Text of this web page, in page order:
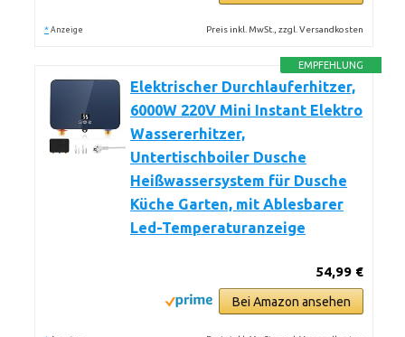
* Anzeige Preis inkl. MwSt., zzgl. Versandkosten
EMPFEHLUNG
Elektrischer Durchlauferhitzer,
6000W 220V Mini Instant Elektro
Wassererhitzer,
Untertischboiler Dusche
Heißwassersystem für Dusche
Küche Garten, mit Ablesbarer
Led-Temperaturanzeige
54,99 €
Bei Amazon ansehen